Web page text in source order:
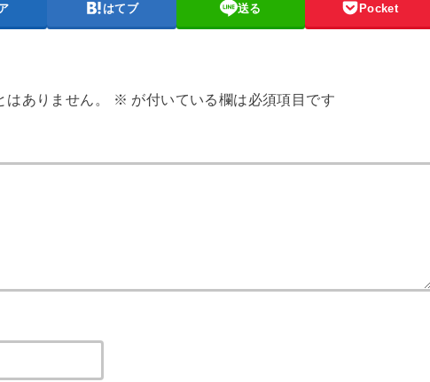
はてブ 送る Pocket
ありません。 ※ が付いている欄は必須項目です